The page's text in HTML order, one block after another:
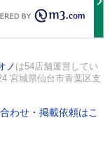
ノ は54店舗運営してい
宮城県仙台市青葉区支
わせ・掲載依頼はこ